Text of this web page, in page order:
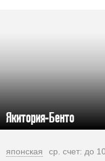
Якитория-Бенто
японская ср. счет: до